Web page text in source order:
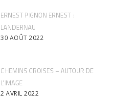
ERNEST PIGNON ERNEST :
LANDERNAU
30 AOÛT 2022
CHEMINS CROISES – AUTOUR DE
L’IMAGE
2 AVRIL 2022